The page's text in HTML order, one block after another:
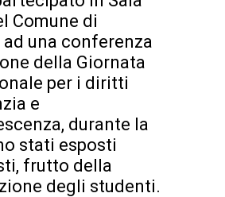
Comune di
ad una conferenza
della Giornata
per i diritti
e
durante la
stati esposti
frutto della
degli studenti.